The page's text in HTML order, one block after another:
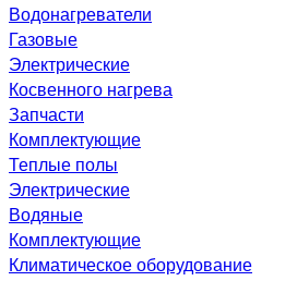
Водонагреватели
Газовые
Электрические
Косвенного нагрева
Запчасти
Комплектующие
Теплые полы
Электрические
Водяные
Комплектующие
Климатическое оборудование